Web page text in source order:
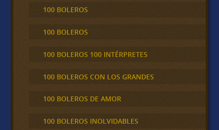
100 BOLEROS
100 BOLEROS
100 BOLEROS 100 INTÉRPRETES
100 BOLEROS CON LOS GRANDES
100 BOLEROS DE AMOR
100 BOLEROS INOLVIDABLES